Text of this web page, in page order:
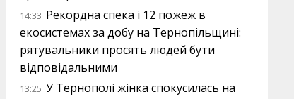
14:33 Рекордна спека і 12 пожеж в
екосистемах за добу на Тернопільщині:
рятувальники просять людей бути
відповідальними
13:25 У Тернополі жінка спокусилась на